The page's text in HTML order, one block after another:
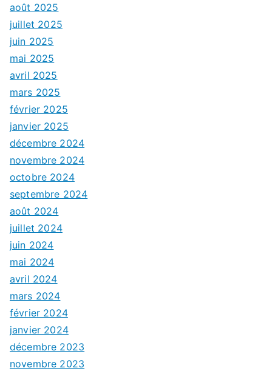
août 2025
juillet 2025
juin 2025
mai 2025
avril 2025
mars 2025
février 2025
janvier 2025
décembre 2024
novembre 2024
octobre 2024
septembre 2024
août 2024
juillet 2024
juin 2024
mai 2024
avril 2024
mars 2024
février 2024
janvier 2024
décembre 2023
novembre 2023